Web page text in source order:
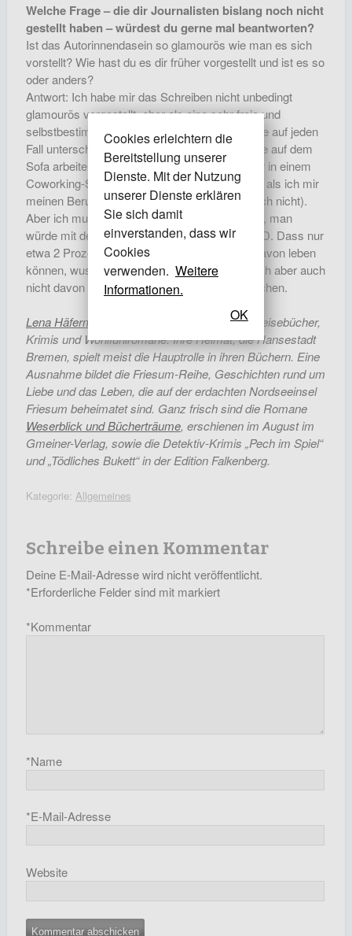
Welche Frage – die dir Journalisten bislang noch nicht
gestellt haben – würdest du gerne mal beantworten?
Ist das Autorinnendasein so glamourös wie man es sich
vorstellt? Wie hast du es dir früher vorgestellt und ist es so
oder anders?
Antwort: Ich habe mir das Schreiben nicht unbedingt
glamourös vorgestellt, eher als eine sehr freie und
selbstbestimmte Arbeit, und das kann ich heute auf jeden
Fall unterschreiben. Ich kann mit Kuscheldecke auf dem
Sofa arbeiten, mit Kaffee auf der Terrasse oder in einem
Coworking-Space (das gab es natürlich früher, als ich mir
meinen Berufswunsch ausgemalt habe, so noch nicht).
Aber ich muss auch zugeben, dass ich dachte, man
würde mit dem Schreiben sehr gut verdienen :D. Dass nur
etwa 2 Prozent aller Autorinnen und Autoren davon leben
können, wusste ich nicht. Hätte mich vermutlich aber auch
nicht davon abgehalten, es trotzdem zu versuchen.
Lena Häfermann
schreibt seit gut 15 Jahren Reisebücher,
Krimis und Wohlfühlromane. Ihre Heimat, die Hansestadt
Bremen, spielt meist die Hauptrolle in ihren Büchern. Eine
Ausnahme bildet die Friesum-Reihe, Geschichten rund um
Liebe und das Leben, die auf der erdachten Nordseeinsel
Friesum beheimatet sind. Ganz frisch sind die Romane
Weserblick und Bücherträume, erschienen im August im
Gmeiner-Verlag, sowie die Detektiv-Krimis „Pech im Spiel“
und „Tödliches Bukett“ in der Edition Falkenberg.
Kategorie: Allgemeines
Schreibe einen Kommentar
Deine E-Mail-Adresse wird nicht veröffentlicht.
Erforderliche Felder sind mit
* markiert
Kommentar
*
Name
*
E-Mail-Adresse
*
Website
Cookies erleichtern die
Bereitstellung unserer
Dienste. Mit der Nutzung
unserer Dienste erklären
Sie sich damit
einverstanden, dass wir
Cookies
verwenden. Weitere
Informationen.
OK